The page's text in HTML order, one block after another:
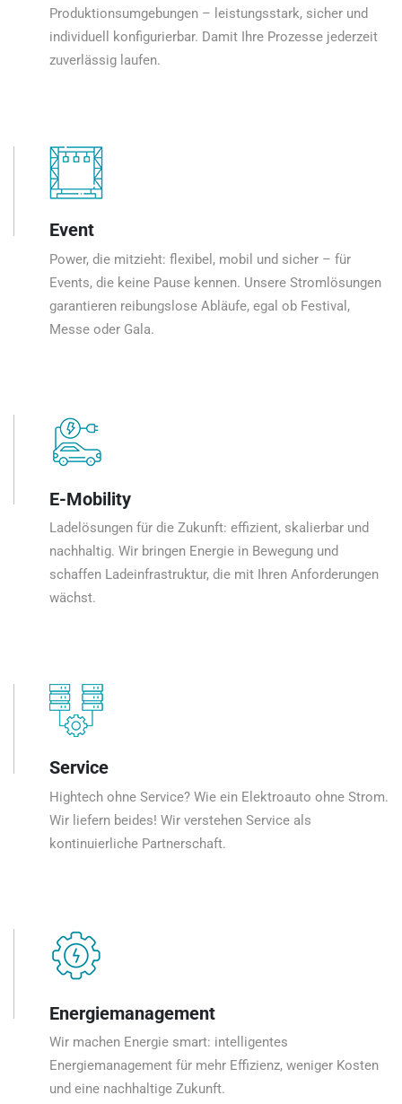
Produktionsumgebungen – leistungsstark, sicher und
individuell konfigurierbar. Damit Ihre Prozesse jederzeit
zuverlässig laufen.
Event
Power, die mitzieht: flexibel, mobil und sicher – für
Events, die keine Pause kennen. Unsere Stromlösungen
garantieren reibungslose Abläufe, egal ob Festival,
Messe oder Gala.
E-Mobility
Ladelösungen für die Zukunft: effizient, skalierbar und
nachhaltig. Wir bringen Energie in Bewegung und
schaffen Ladeinfrastruktur, die mit Ihren Anforderungen
wächst.
Service
Hightech ohne Service? Wie ein Elektroauto ohne Strom.
Wir liefern beides! Wir verstehen Service als
kontinuierliche Partnerschaft.
Energiemanagement
Wir machen Energie smart: intelligentes
Energiemanagement für mehr Effizienz, weniger Kosten
und eine nachhaltige Zukunft.